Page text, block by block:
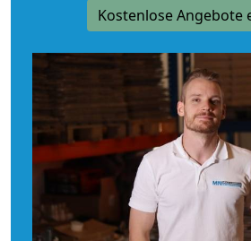
Kostenlose Angebote